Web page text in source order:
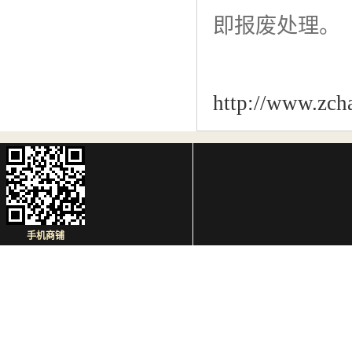
即报废处理。
http://
手机商铺